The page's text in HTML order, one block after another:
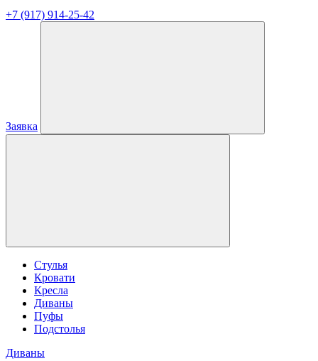
+7 (917) 914-25-42
Заявка
Стулья
Кровати
Кресла
Диваны
Пуфы
Подстолья
Диваны